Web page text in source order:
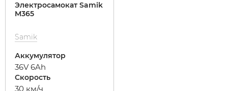
Электросамокат Samik
M365
Samik
Аккумулятор
36V 6Ah
Скорость
30 км/ч